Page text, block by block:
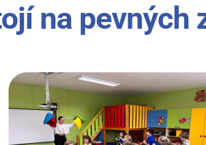
na pevných